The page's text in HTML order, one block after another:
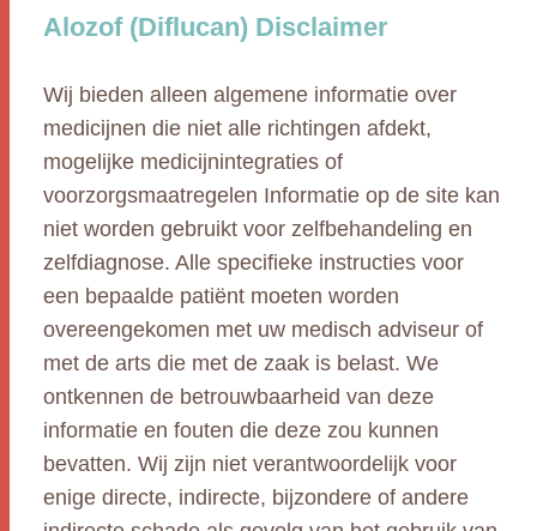
Alozof (Diflucan) Disclaimer
Wij bieden alleen algemene informatie over
medicijnen die niet alle richtingen afdekt,
mogelijke medicijnintegraties of
voorzorgsmaatregelen Informatie op de site kan
niet worden gebruikt voor zelfbehandeling en
zelfdiagnose. Alle specifieke instructies voor
een bepaalde patiënt moeten worden
overeengekomen met uw medisch adviseur of
met de arts die met de zaak is belast. We
ontkennen de betrouwbaarheid van deze
informatie en fouten die deze zou kunnen
bevatten. Wij zijn niet verantwoordelijk voor
enige directe, indirecte, bijzondere of andere